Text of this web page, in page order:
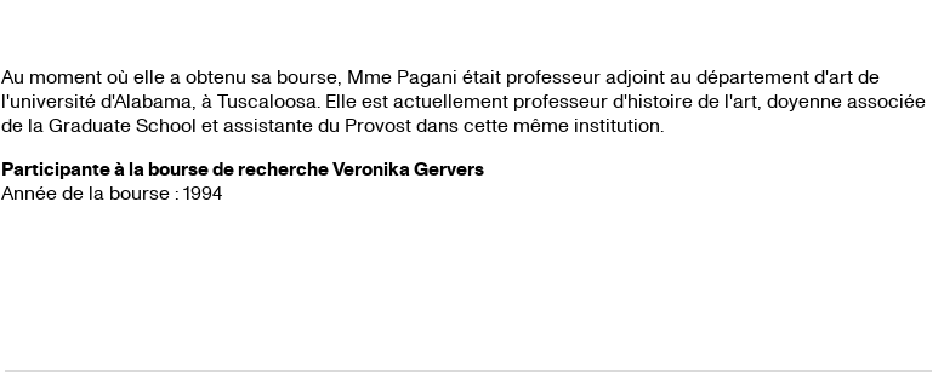
Au moment où elle a obtenu sa bourse, Mme Pagani était professeur adjoint au département d'art de
l'université d'Alabama, à Tuscaloosa. Elle est actuellement professeur d'histoire de l'art, doyenne associée
de la Graduate School et assistante du Provost dans cette même institution.
Participante à la bourse de recherche Veronika Gervers
Année de la bourse : 1994